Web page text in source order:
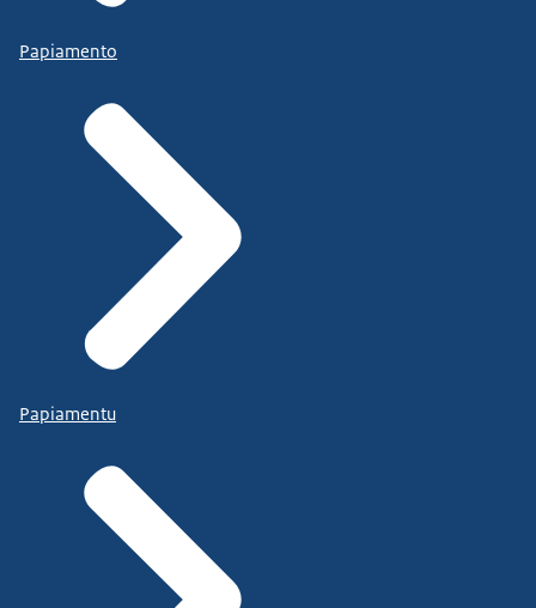
Papiamento
Papiamentu